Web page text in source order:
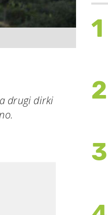
drugi dirki
1
2
3